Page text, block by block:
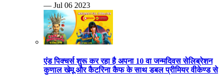
— Jul 06 2023
एंड पिक्चर्स शुरू कर रहा है अपना 10 वा जन्मदिवस सेलिब्रेशन
कुणाल खेमू और कैटरिना कैफ के साथ डबल प्रीमियर वीकेण्ड से